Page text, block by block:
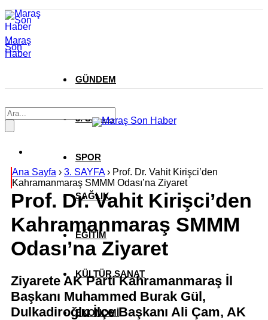
Maraş
Son
Haber
GÜNDEM
3. SAYFA
SPOR
SAĞLIK
EĞİTİM
KÜLTÜR SANAT
EKONOMİ
Ana Sayfa › 3. SAYFA› Prof. Dr. Vahit Kirişci’den
Kahramanmaraş SMMM Odası’na Ziyaret
Prof. Dr. Vahit Kirişci’den
Kahramanmaraş SMMM
Odası’na Ziyaret
Ziyarete AK Parti Kahramanmaraş İl
Başkanı Muhammed Burak Gül,
Dulkadiroğlu İlçe Başkanı Ali Çam, AK